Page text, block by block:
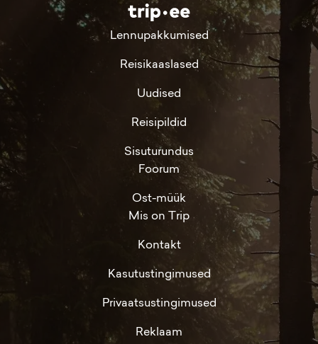
Lennupakkumised
Reisikaaslased
Uudised
Reisipildid
Sisuturundus
Foorum
Ost-müük
Mis on Trip
Kontakt
Kasutustingimused
Privaatsustingimused
Reklaam